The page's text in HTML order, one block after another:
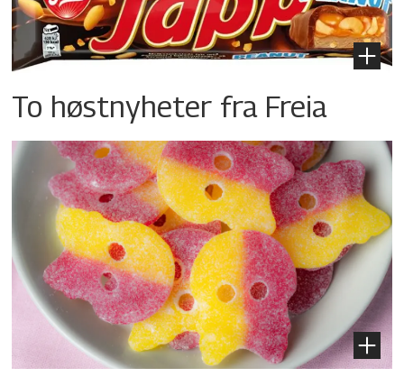
To høstnyheter fra Freia